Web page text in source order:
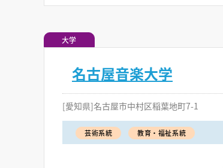
大学
名古屋音楽大学
[愛知県]名古屋市中村区稲葉地町7-1
芸術系統 教育・福祉系統